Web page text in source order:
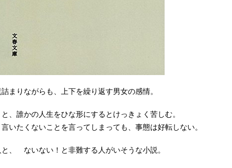
まりながらも、上下を繰り返す男女の感情。
、誰かの人生をひな形にするとけっきょく苦しむ。
いたくないことを言ってしまっても、事態は好転しない。
、 ないない！と非難する人がいそうな小説。